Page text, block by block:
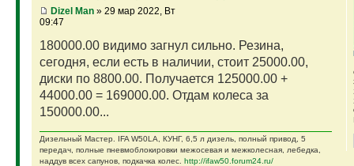
Dizel Man» 29 мар 2022, Вт
09:47
180000.00 видимо загнул сильно. Резина,
сегодня, если есть в наличии, стоит 25000.00,
диски по 8800.00. Получается 125000.00 +
44000.00 = 169000.00. Отдам колеса за
150000.00...
Дизельный Мастер. IFA W50LA, КУНГ, 6,5 л дизель, полный привод, 5
передач, полные пневмоблокировки межосевая и межколесная, лебедка,
наддув всех сапунов, подкачка колес. http://ifaw50.forum24.ru/